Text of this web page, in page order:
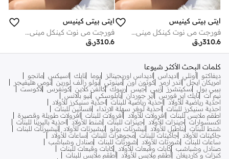
ايتي بيتي كينيس
فورجت مي نوت كينكل ميني أصفر
ر.ق310.6
ايتي بيتي كينيس
فورجت مي نوت كينكل ميني أصفر
ر.ق310.6
كلمات البحث الأكثر شيوعا
ديفاكتو أونلي اديداس اديداس اوريجينالز بوما نايك اسيكس مانجو
امريكان ايجل
اندر ارمر كوتون اون مينوتي بولو رالف لورين تومي هليفيجر
بيبي بول
سكيتشرز زيبي جيس ريبوك كالفن كلاين كونفرس لاكوست
نيم ات نايك اير فورس اير جوردان بابلوسكي نيو بالانس
احذية رياضية للأولاد
احذية رياضية للبنات
احذية سنيكرز للأولاد
احذية سنيكرز للبنات
احذية لوفر سهلة الارتداء
فساتين للبنات
اطقم ملابس للبنات
افرولات للأولاد افرولات للبنات
افرولات طويلة وقصيرة
اكسسوارات جينزات للأولاد جينزات للبنات شنط للأولاد
احذية باليرينا للبنات
شنط للبنات بناطيل للأولاد تيشرتات بولو تيشيرتات للأولاد
تيشيرتات للبنات
جاكيتات للأولاد
جاكيتات للبنات مجوهرات للبنات
ساعات للأولاد
ساعات للبنات
شورتات للأولاد شورتات للبنات صنادل وشباشب
صنادل وشباشب كابات وقبعات للأولاد
كابات وقبعات للبنات
كنزات و كارديغان أطقم ملابس للأولاد
أطقم ملابس للبنات